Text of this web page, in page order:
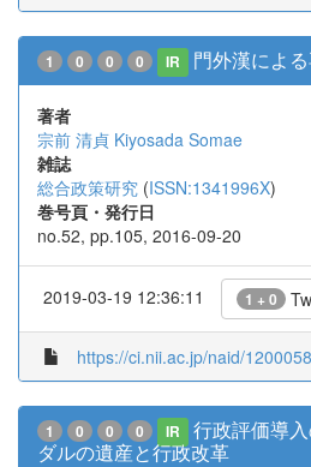
1 0 0 0 IR 門外漢によ
著者
宗前 清貞 Kiyosada Somae
雑誌
総合政策研究 (ISSN:1341996X)
巻号頁・発行日
no.52, pp.105, 2016-09-20
2019-03-19 12:36:11 1 + 0
https://ci.nii.ac.jp/naid/
1 0 0 0 IR
行政評価導
ダルの遺産と行政改革